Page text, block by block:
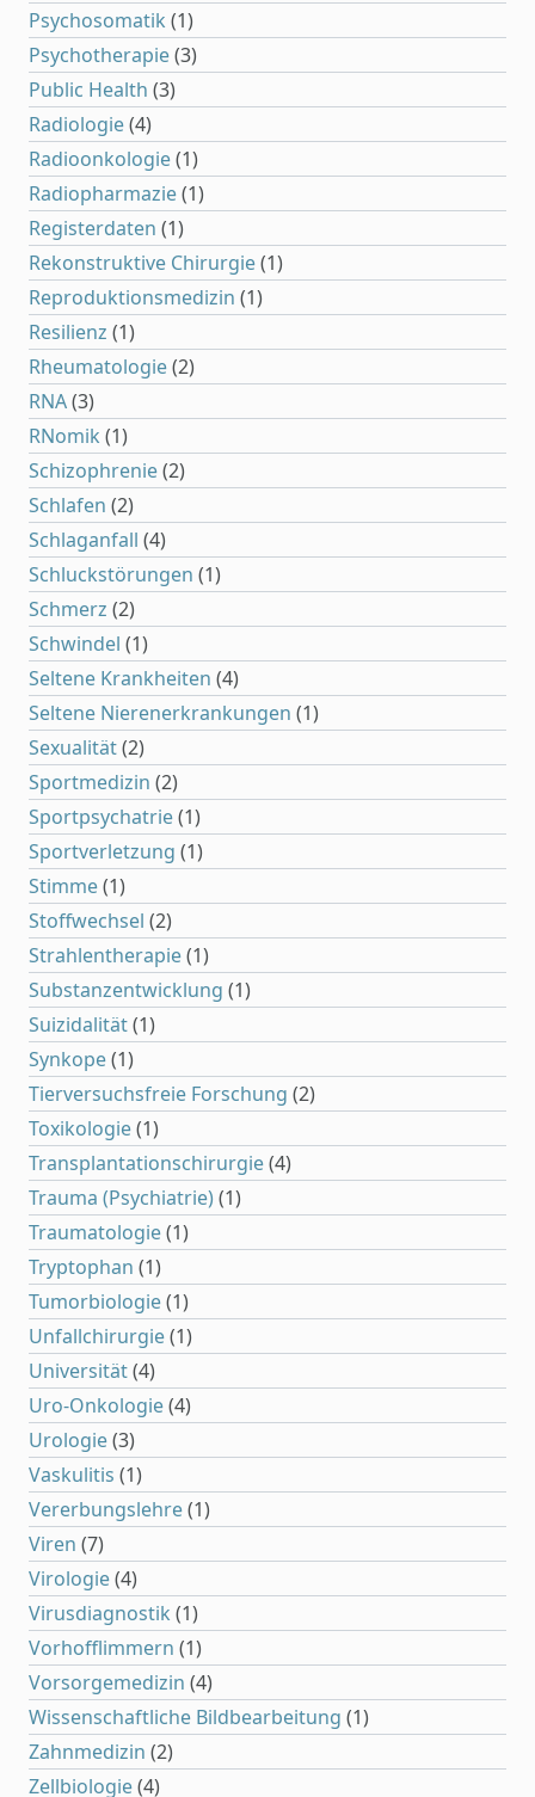
Psychosomatik (1)
Psychotherapie(3)
Public Health (3)
Radiologie(4)
Radioonkologie(1)
Radiopharmazie(1)
Registerdaten (1)
Rekonstruktive Chirurgie(1)
Reproduktionsmedizin (1)
Resilienz (1)
Rheumatologie(2)
RNA(3)
RNomik (1)
Schizophrenie(2)
Schlafen (2)
Schlaganfall (4)
Schluckstörungen (1)
Schmerz (2)
Schwindel (1)
Seltene Krankheiten (4)
Seltene Nierenerkrankungen (1)
Sexualität(2)
Sportmedizin (2)
Sportpsychatrie(1)
Sportverletzung (1)
Stimme(1)
Stoffwechsel (2)
Strahlentherapie(1)
Substanzentwicklung (1)
Suizidalität(1)
Synkope(1)
Tierversuchsfreie Forschung (2)
Toxikologie(1)
Transplantationschirurgie(4)
Trauma (Psychiatrie)(1)
Traumatologie(1)
Tryptophan (1)
Tumorbiologie(1)
Unfallchirurgie(1)
Universität(4)
Uro-Onkologie(4)
Urologie(3)
Vaskulitis (1)
Vererbungslehre(1)
Viren (7)
Virologie(4)
Virusdiagnostik (1)
Vorhofflimmern (1)
Vorsorgemedizin (4)
Wissenschaftliche Bildbearbeitung (1)
Zahnmedizin (2)
Zellbiologie(4)